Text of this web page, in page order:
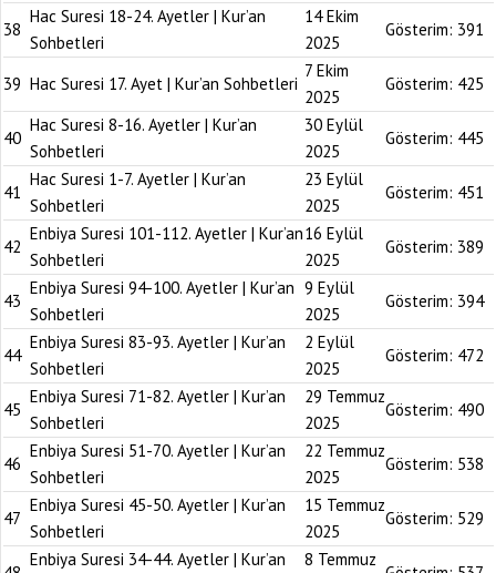
38
Hac Suresi 18-24. Ayetler | Kur’an
Sohbetleri
14 Ekim
2025
Gösterim: 391
39 Hac Suresi 17. Ayet | Kur’an Sohbetleri
7 Ekim
2025
Gösterim: 425
40
Hac Suresi 8-16. Ayetler | Kur’an
Sohbetleri
30 Eylül
2025
Gösterim: 445
41
Hac Suresi 1-7. Ayetler | Kur’an
Sohbetleri
23 Eylül
2025
Gösterim: 451
42
Enbiya Suresi 101-112. Ayetler | Kur’an
Sohbetleri
16 Eylül
2025
Gösterim: 389
43
Enbiya Suresi 94-100. Ayetler | Kur’an
Sohbetleri
9 Eylül
2025
Gösterim: 394
44
Enbiya Suresi 83-93. Ayetler | Kur’an
Sohbetleri
2 Eylül
2025
Gösterim: 472
45
Enbiya Suresi 71-82. Ayetler | Kur’an
Sohbetleri
29 Temmuz
2025
Gösterim: 490
46
Enbiya Suresi 51-70. Ayetler | Kur’an
Sohbetleri
22 Temmuz
2025
Gösterim: 538
47
Enbiya Suresi 45-50. Ayetler | Kur’an
Sohbetleri
15 Temmuz
2025
Gösterim: 529
Enbiya Suresi 34-44. Ayetler | Kur’an 8 Temmuz